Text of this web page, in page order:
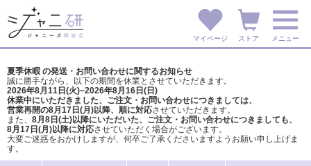
マイページ ストア メニュー
夏季休暇 の発送・お問い合わせに関するお知らせ
誠に勝手ながら、以下の期間を休業とさせていただきます。
2026年8月11日(火)~2026年8月16日(日)
休業中にいただきました、ご注文・お問い合わせにつきましては、
営業再開の8月17日(月)以降、順に対応させていただきます。
また、 8月8日(土)以降にいただいた、ご注文・ お問い合わせにつきましても、
8月17日(月)以降に対応させていただく場合がございます。
大変ご迷惑をおかけしますが、 何卒ご了承くださいますようお願い申し上げま
す。